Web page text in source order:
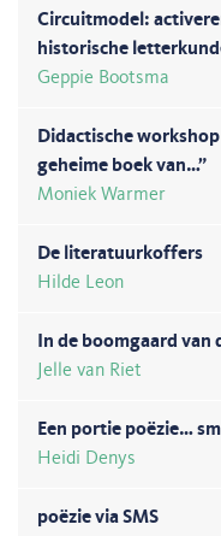
Circuitmodel:
historische
Geppie Bootsma
Didactische
geheime boek van…”
Moniek Warmer
De literatuurkoffers
Hilde Leon
In de boomgaard
Jelle van Riet
Een portie poëzie…
Heidi Denys
poëzie via SMS